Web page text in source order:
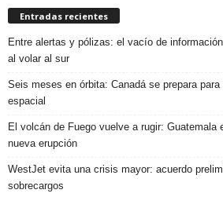
Entradas recientes
Entre alertas y pólizas: el vacío de
al volar al sur
Seis meses en órbita: Canadá se prepara
espacial
El volcán de Fuego vuelve a rugir: Guatemala
nueva erupción
WestJet evita una crisis mayor: acuerdo
sobrecargos